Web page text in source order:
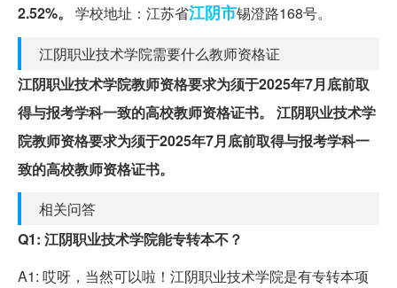
2.52%。
学校地址：江苏省江阴市锡澄路168号。
江阴职业技术学院需要什么教师资格证
江阴职业技术学院教师资格要求为须于2025年7月底前取
得与报考学科一致的高校教师资格证书。
江阴职业技术学
院教师资格要求为须于2025年7月底前取得与报考学科一
致的高校教师资格证书。
相关问答
Q1: 江阴职业技术学院能专转本不？
A1: 哎呀，当然可以啦！江阴职业技术学院是有专转本项